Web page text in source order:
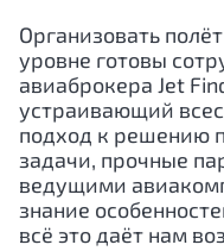
Организовать
уровне готовы
авиаброкера Jet
устраивающий
подход к решению
задачи, прочные
ведущими
знание
всё это даёт нам